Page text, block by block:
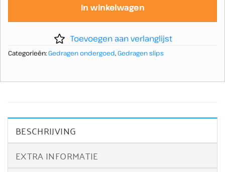
In winkelwagen
Toevoegen aan verlanglijst
Categorieën:Gedragen ondergoed,Gedragen slips
BESCHRIJVING
EXTRA INFORMATIE